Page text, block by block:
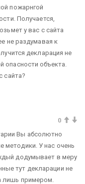
пожарнгой
Получается,
у вас с сайта
не раздумавая к
декларация не
объекта.
сайта?
0
Вы абсолютно
методики. У нас очень
додумывает в меру
тут декларации не
лишь примером.